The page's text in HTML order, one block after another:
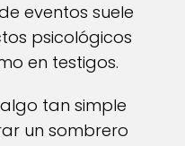
eventos suele
psicológicos
en testigos.
tan simple
un sombrero